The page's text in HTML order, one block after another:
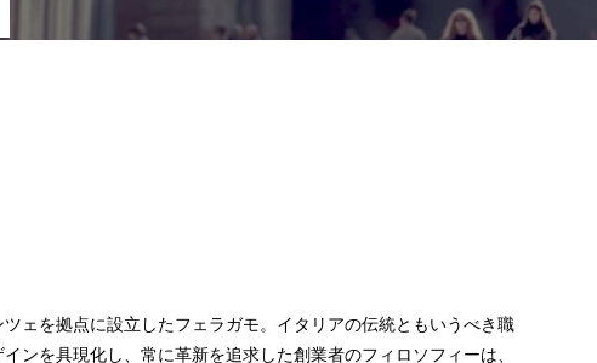
ェを拠点に設立したフェラガモ。イタリアの伝統ともいうべき職
ンを具現化し、常に革新を追求した創業者のフィロソフィーは、